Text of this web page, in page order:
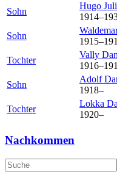
Sohn
Hugo
1914–
Sohn
1915–
Tochter
Vally
1916–
Sohn
Adolf
1918–
Tochter
Lokka
1920–
Nachkommen